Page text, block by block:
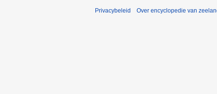
Privacybeleid Over encyclopedie van